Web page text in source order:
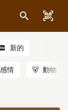
新的
感情 🐻 動物